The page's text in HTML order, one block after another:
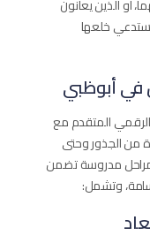
أو الذين يعانون
خلعها
في أبوظبي
المتقدم مع
من الجذور وحتى
مراحل مدروسة تضمن
وتشمل: